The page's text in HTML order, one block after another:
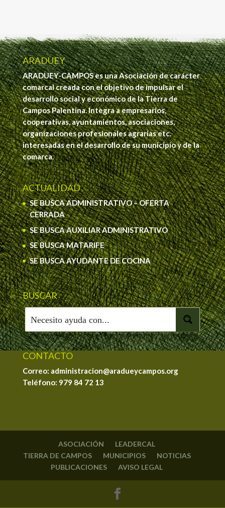
“asunto”
el derecho que desea ejercitar.
ARADUEY
ARADUEY-CAMPOS es una Asociación de carácter
comarcal creada con el objetivo de impulsar el
desarrollo social y económico de la Tierra de
Campos Palentina. Integra a empresarios,
cooperativas, ayuntamientos, asociaciones,
organizaciones profesionales agrarias etc.
interesadas en el desarrollo de su municipio y de la
comarca.
ACTUALIDAD
SE BUSCA ADMINISTRATIVO – OFERTA
CERRADA
SE BUSCA AUXILIAR ADMINISTRATIVO
SE BUSCA MATARIFE
SE BUSCA AYUDANTE DE COCINA
BUSCAR
CONTACTO
Correo: administracion@aradueycampos.org
Teléfono: 979 84 72 13
ASOCIACIÓN
LEADERCAL
TIERRA DE CAMPOS
MUNICIPIOS
NOTICIAS
PUBLICACIONES
AVISO LEGAL